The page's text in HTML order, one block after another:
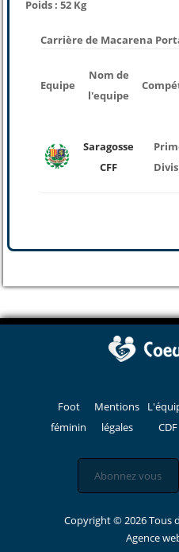
Poids : 52 Kg
Carrière de Macarena
Equipe
Nom de
l'equipe
Saragosse
CFF
Foot
féminin
Mentions
légales
CDF
Copyright © 2026 Tous
Agence